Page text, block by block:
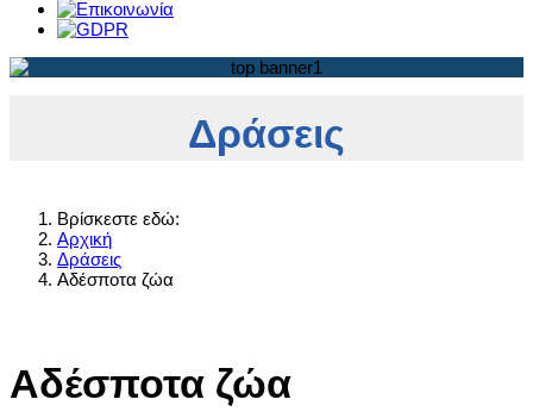
Δράσεις
Βρίσκεστε εδώ:
Αρχική
Δράσεις
Αδέσποτα ζώα
Αδέσποτα ζώα